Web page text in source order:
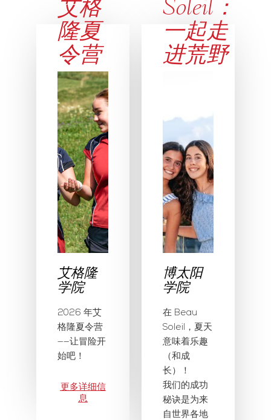
艾格
隆夏
令营
艾格隆
学院
2026 年艾
格隆夏令营
——让冒险开
始吧！
更多详细信
息
Soleil：
一起走
进荒野
博太阳
学院
在 Beau
Soleil，夏天
意味着乐趣
（和成
长）！
我们的成功
秘诀是为来
自世界各地